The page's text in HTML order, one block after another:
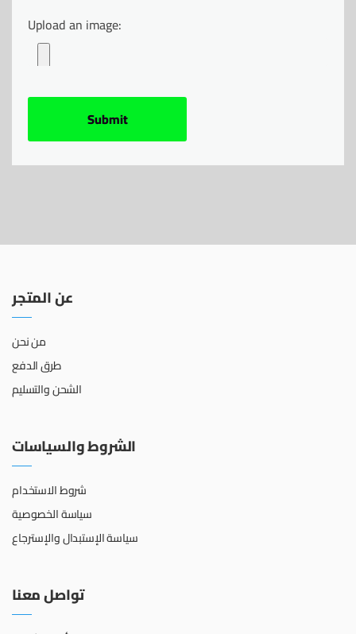
Upload an image:
عن المتجر
من نحن
طرق الدفع
الشحن والتسليم
الشروط والسياسات
شروط الاستخدام
سياسة الخصوصية
سياسة الإستبدال والإسترجاع
تواصل معنا